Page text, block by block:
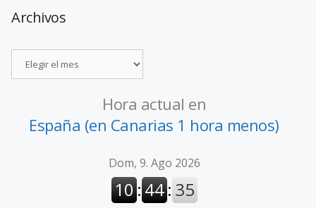
Archivos
Hora actual en
España (en Canarias 1 hora menos)